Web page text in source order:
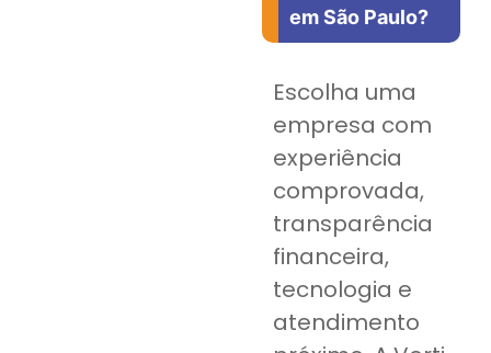
em São Paulo?
Escolha uma
empresa com
experiência
comprovada,
transparência
financeira,
tecnologia e
atendimento